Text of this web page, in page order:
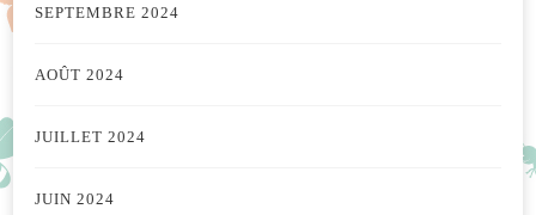
SEPTEMBRE 2024
AOÛT 2024
JUILLET 2024
JUIN 2024